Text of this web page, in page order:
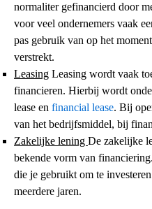
normaliter gefinancierd door
voor veel ondernemers vaak
pas gebruik van op het
verstrekt.
Leasing Leasing wordt vaak
financieren. Hierbij wordt
lease en financial lease. Bij
van het bedrijfsmiddel, bij
Zakelijke lening De zakelijke
bekende vorm van
die je gebruikt om te
meerdere jaren.